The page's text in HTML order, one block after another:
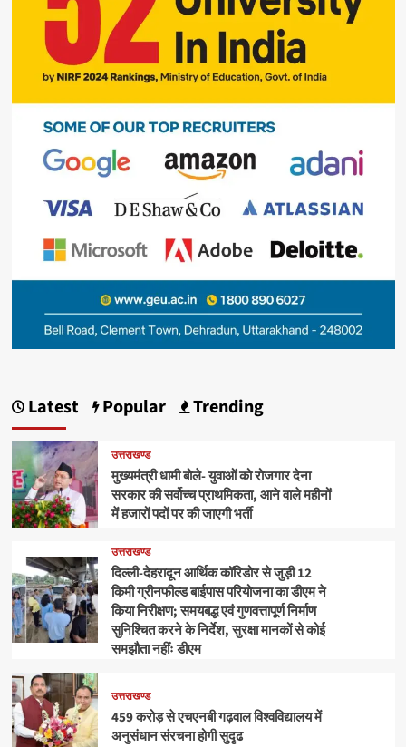
Latest Popular Trending
उत्तराखण्ड
मुख्यमंत्री धामी बोले- युवाओं को रोजगार देना
सरकार की सर्वोच्च प्राथमिकता, आने वाले महीनों
में हजारों पदों पर की जाएगी भर्ती
उत्तराखण्ड
दिल्ली-देहरादून आर्थिक कॉरिडोर से जुड़ी 12
किमी ग्रीनफील्ड बाईपास परियोजना का डीएम ने
किया निरीक्षण; समयबद्ध एवं गुणवत्तापूर्ण निर्माण
सुनिश्चित करने के निर्देश, सुरक्षा मानकों से कोई
समझौता नहींः डीएम
उत्तराखण्ड
459 करोड़ से एचएनबी गढ़वाल विश्वविद्यालय में
अनुसंधान संरचना होगी सुदृढ